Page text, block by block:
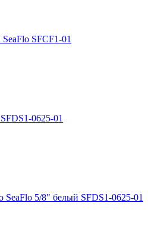
SFCF1-01
0625-01
5/8" белый SFDS1-0625-01